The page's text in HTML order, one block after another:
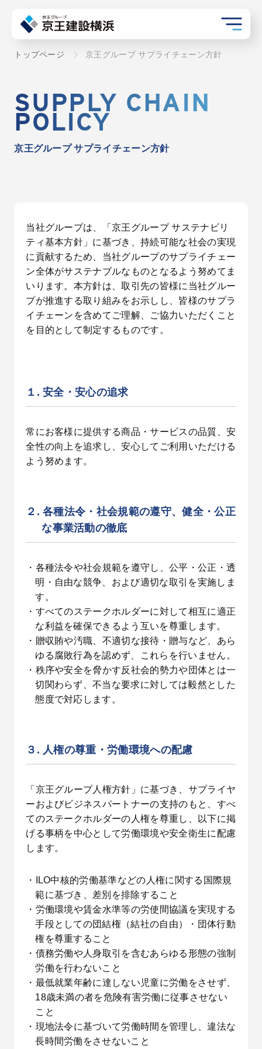
トップページ 京王グループ サプライチェーン方針
SUPPLY CHAIN
POLICY
京王グループ サプライチェーン方針
当社グループは、「京王グループ サステナビリ
ティ基本方針」に基づき、持続可能な社会の実現
に貢献するため、当社グループのサプライチェー
ン全体がサステナブルなものとなるよう努めてま
いります。本方針は、取引先の皆様に当社グルー
プが推進する取り組みをお示しし、皆様のサプラ
イチェーンを含めてご理解、ご協力いただくこと
を目的として制定するものです。
１. 安全・安心の追求
常にお客様に提供する商品・サービスの品質、安
全性の向上を追求し、安心してご利用いただける
よう努めます。
２. 各種法令・社会規範の遵守、健全・公正
な事業活動の徹底
・各種法令や社会規範を遵守し、公平・公正・透
明・自由な競争、および適切な取引を実施しま
す。
・すべてのステークホルダーに対して相互に適正
な利益を確保できるよう互いを尊重します。
・贈収賄や汚職、不適切な接待・贈与など、あら
ゆる腐敗行為を認めず、これらを行いません。
・秩序や安全を脅かす反社会的勢力や団体とは一
切関わらず、不当な要求に対しては毅然とした
態度で対応します。
３. 人権の尊重・労働環境への配慮
「京王グループ人権方針」に基づき、サプライヤ
ーおよびビジネスパートナーの支持のもと、すべ
てのステークホルダーの人権を尊重し、以下に掲
げる事柄を中心として労働環境や安全衛生に配慮
します。
・ILO中核的労働基準などの人権に関する国際規
範に基づき、差別を排除すること
・労働環境や賃金水準等の労使間協議を実現する
手段としての団結権（結社の自由）・団体行動
権を尊重すること
・債務労働や人身取引を含むあらゆる形態の強制
労働を行わないこと
・最低就業年齢に達しない児童に労働をさせず、
18歳未満の者を危険有害労働に従事させない
こと
・現地法令に基づいて労働時間を管理し、違法な
長時間労働をさせないこと